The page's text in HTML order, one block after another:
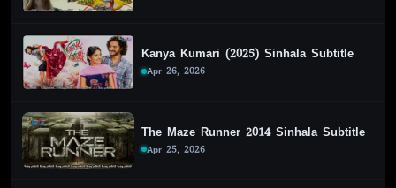
Kanya Kumari (2025) Sinhala Subtitle
Apr 26, 2026
The Maze Runner 2014 Sinhala Subtitle
Apr 25, 2026